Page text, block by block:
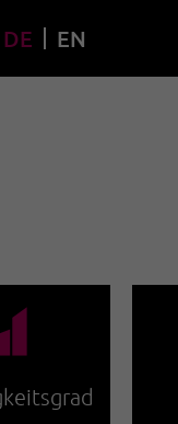
DE EN